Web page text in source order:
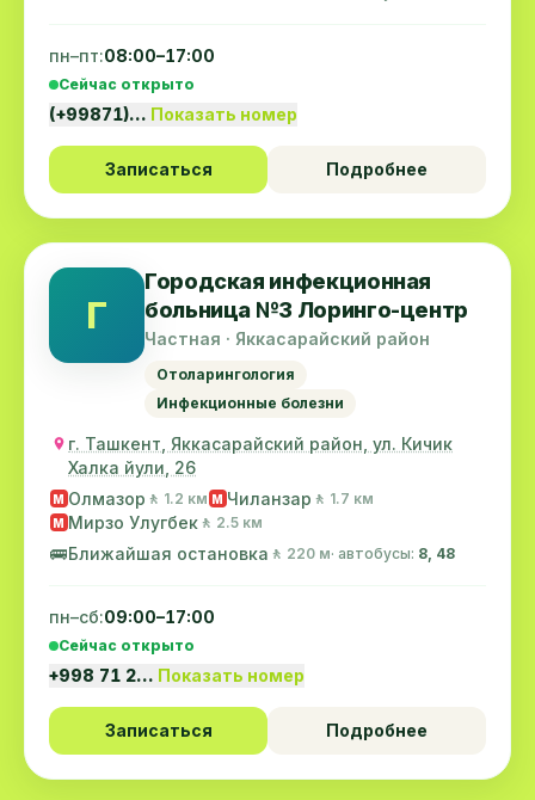
пн–пт:08:00–17:00
Сейчас открыто
(+99871)… Показать номер
Записаться Подробнее
Г
Городская инфекционная
больница №3 Лоринго-центр
Частная · Яккасарайский район
Отоларингология
Инфекционные болезни
г. Ташкент, Яккасарайский район, ул. Кичик
Халка йули, 26
M Олмазор 🚶 1.2 км M Чиланзар 🚶 1.7 км
M Мирзо Улугбек 🚶 2.5 км
🚌Ближайшая остановка 🚶 220 м· автобусы: 8, 48
пн–сб:09:00–17:00
Сейчас открыто
+998 71 2… Показать номер
Записаться Подробнее